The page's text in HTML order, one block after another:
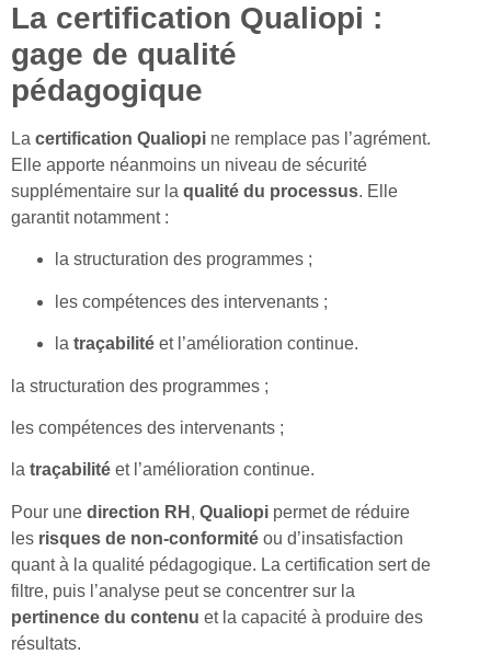
La certification Qualiopi :
gage de qualité
pédagogique
La certification Qualiopi ne remplace pas l’agrément.
Elle apporte néanmoins un niveau de sécurité
supplémentaire sur la qualité du processus. Elle
garantit notamment :
la structuration des programmes ;
les compétences des intervenants ;
la traçabilité et l’amélioration continue.
la structuration des programmes ;
les compétences des intervenants ;
la traçabilité et l’amélioration continue.
Pour une direction RH , Qualiopi permet de réduire
les risques de non-conformité ou d’insatisfaction
quant à la qualité pédagogique. La certification sert de
filtre, puis l’analyse peut se concentrer sur la
pertinence du contenu et la capacité à produire des
résultats.